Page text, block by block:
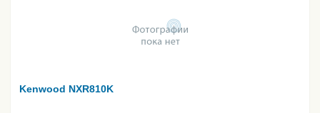
Kenwood NXR810K